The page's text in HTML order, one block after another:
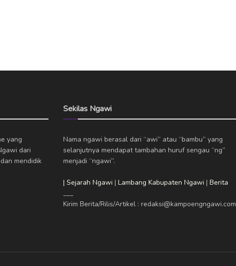
yang
dari
mendidik
Sekilas Ngawi
Nama ngawi berasal dari “awi” atau “bambu” yang
selanjutnya mendapat tambahan huruf sengau “ng”
menjadi “ngawi”.
| Sejarah Ngawi | Lambang Kabupaten Ngawi | Berita
Kirim Berita/Rilis/Artikel : redaksi@kampoengngawi.com